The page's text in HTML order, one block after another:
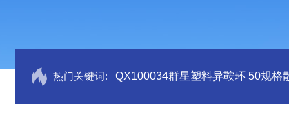
热门关键词: QX100034群星塑料异鞍环 50规格